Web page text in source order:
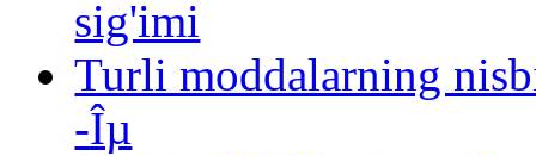
sig'imi
Turli moddalarning
-Îµ